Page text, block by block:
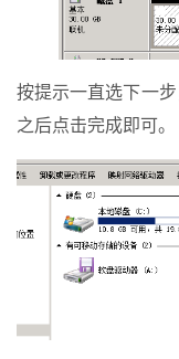
按提示一直选下一
之后点击完成即可。